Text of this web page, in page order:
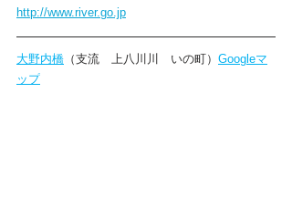
http://www.river.go.jp
大野内橋 （支流　上八川川　いの町） Googleマ
ップ